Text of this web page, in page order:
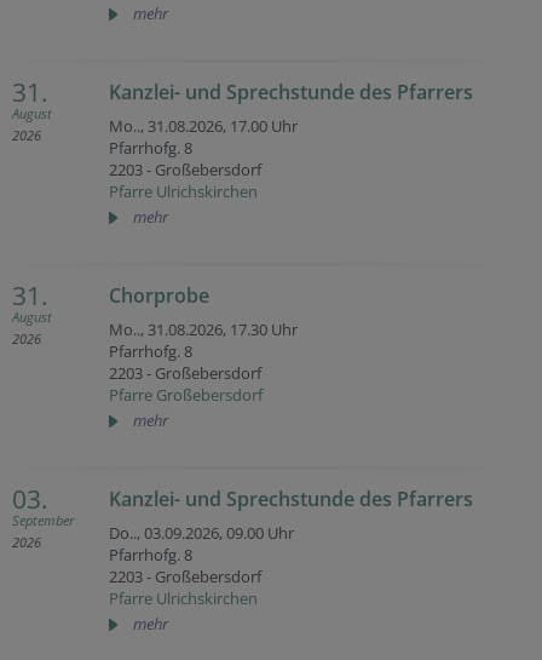
mehr
31.
August
2026
Kanzlei- und Sprechstunde des Pfarrers
Mo.., 31.08.2026, 17.00 Uhr
Pfarrhofg. 8
2203 - Großebersdorf
Pfarre Ulrichskirchen
mehr
31.
August
2026
Chorprobe
Mo.., 31.08.2026, 17.30 Uhr
Pfarrhofg. 8
2203 - Großebersdorf
Pfarre Großebersdorf
mehr
03.
September
2026
Kanzlei- und Sprechstunde des Pfarrers
Do.., 03.09.2026,09.00 Uhr
Pfarrhofg. 8
2203 - Großebersdorf
Pfarre Ulrichskirchen
mehr